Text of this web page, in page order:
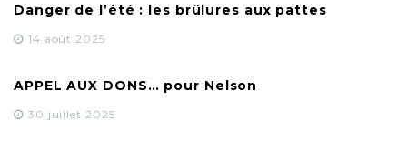
Danger de l’été : les brûlures aux pattes
14 août 2025
APPEL AUX DONS… pour Nelson
30 juillet 2025